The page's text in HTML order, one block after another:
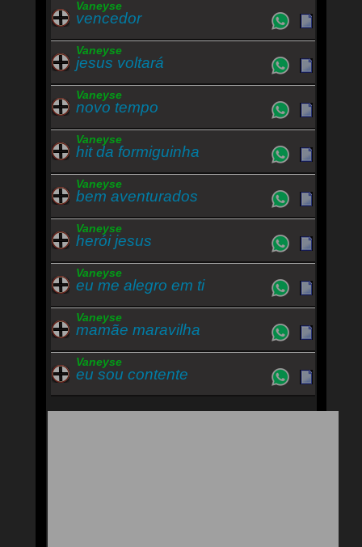
Vaneyse
vencedor
Vaneyse
jesus voltará
Vaneyse
novo tempo
Vaneyse
hit da formiguinha
Vaneyse
bem aventurados
Vaneyse
herói jesus
Vaneyse
eu me alegro em ti
Vaneyse
mamãe maravilha
Vaneyse
eu sou contente